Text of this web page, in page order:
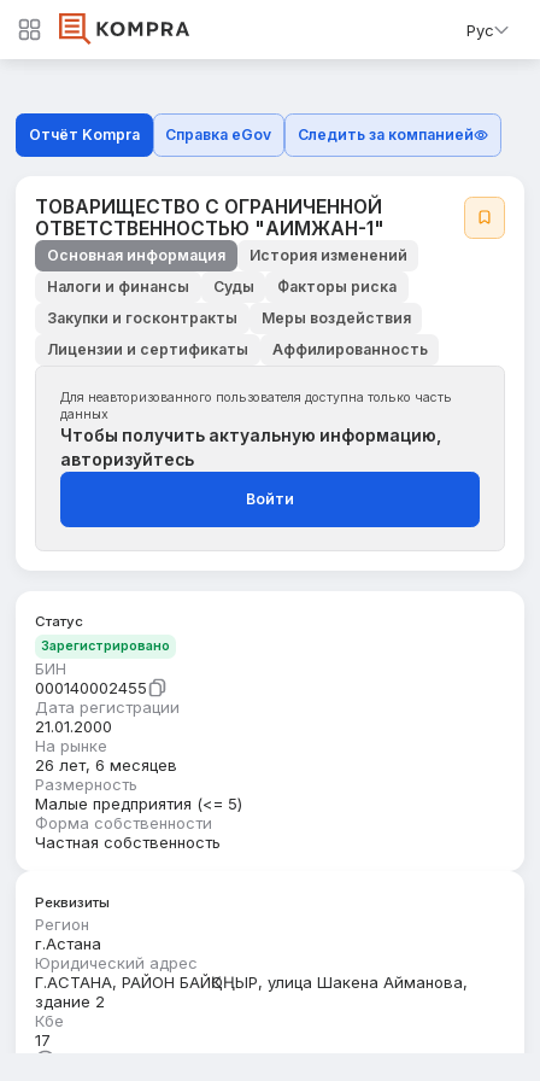
Рус
Отчёт Kompra Справка eGov Следить за компанией
ТОВАРИЩЕСТВО С ОГРАНИЧЕННОЙ
ОТВЕТСТВЕННОСТЬЮ "АИМЖАН-1"
Основная информация
История изменений
Налоги и финансы
Суды
Факторы риска
Закупки и госконтракты
Меры воздействия
Лицензии и сертификаты
Аффилированность
Для неавторизованного пользователя доступна только часть
данных
Чтобы получить актуальную информацию,
авторизуйтесь
Войти
Статус
Зарегистрировано
БИН
000140002455
Дата регистрации
21.01.2000
На рынке
26 лет, 6 месяцев
Размерность
Малые предприятия (<= 5)
Форма собственности
Частная собственность
Реквизиты
Регион
г.Астана
Юридический адрес
Г.АСТАНА, РАЙОН БАЙҚОҢЫР, улица Шакена Айманова,
здание 2
Кбе
17